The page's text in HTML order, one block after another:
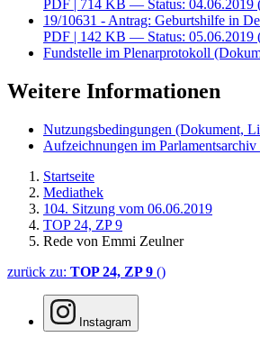
PDF | 714 KB — Status: 04.06.2019
19/10631 - Antrag: Geburtshilfe in
PDF | 142 KB — Status: 05.06.2019
Fundstelle im Plenarprotokoll
Weitere Informationen
Nutzungsbedingungen (Dokument,
Aufzeichnungen im Parlamentsarchiv
Startseite
Mediathek
104. Sitzung vom 06.06.2019
TOP 24, ZP 9
Rede von Emmi Zeulner
zurück zu: TOP 24, ZP 9 ()
Instagram